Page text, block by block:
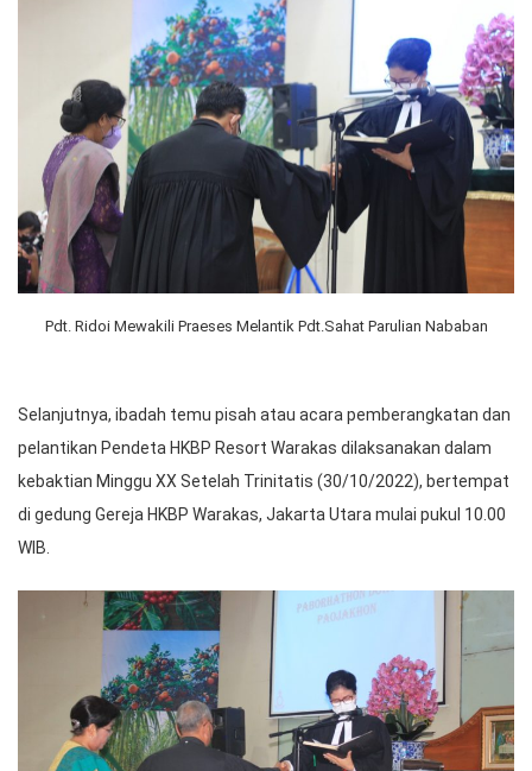
Pdt. Ridoi Mewakili Praeses Melantik Pdt.Sahat Parulian Nababan
Selanjutnya, ibadah temu pisah atau acara pemberangkatan dan
pelantikan Pendeta HKBP Resort Warakas dilaksanakan dalam
kebaktian Minggu XX Setelah Trinitatis (30/10/2022), bertempat
di gedung Gereja HKBP Warakas, Jakarta Utara mulai pukul 10.00
WIB.